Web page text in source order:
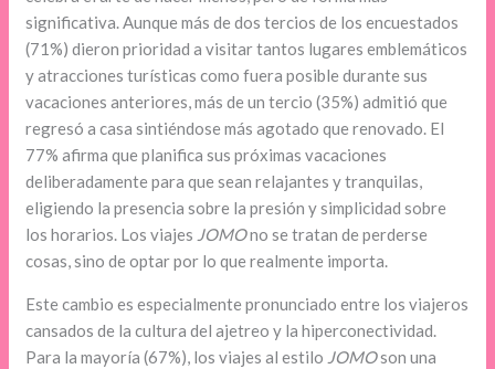
significativa. Aunque más de dos tercios de los encuestados
(71%) dieron prioridad a visitar tantos lugares emblemáticos
y atracciones turísticas como fuera posible durante sus
vacaciones anteriores, más de un tercio (35%) admitió que
regresó a casa sintiéndose más agotado que renovado. El
77% afirma que planifica sus próximas vacaciones
deliberadamente para que sean relajantes y tranquilas,
eligiendo la presencia sobre la presión y simplicidad sobre
los horarios. Los viajes JOMOno se tratan de perderse
cosas, sino de optar por lo que realmente importa.
Este cambio es especialmente pronunciado entre los viajeros
cansados de la cultura del ajetreo y la hiperconectividad.
Para la mayoría (67%), los viajes al estilo JOMOson una